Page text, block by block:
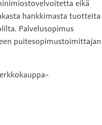
eikä
hankkimasta tuotteita
Palvelusopimus
puitesopimustoimittajan